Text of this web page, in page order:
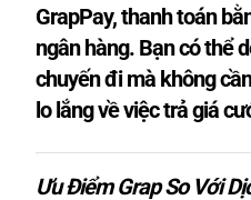
GrapPay, thanh toán
ngân hàng. Bạn có thể
chuyến đi mà không
lo lắng về việc trả giá
Ưu Điểm Grap So Với